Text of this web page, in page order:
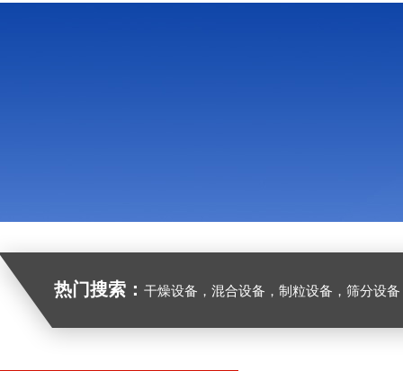
热门搜索： 干燥设备，混合设备，制粒设备，筛分设